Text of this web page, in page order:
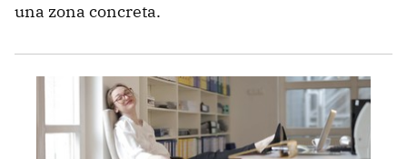
una zona concreta.